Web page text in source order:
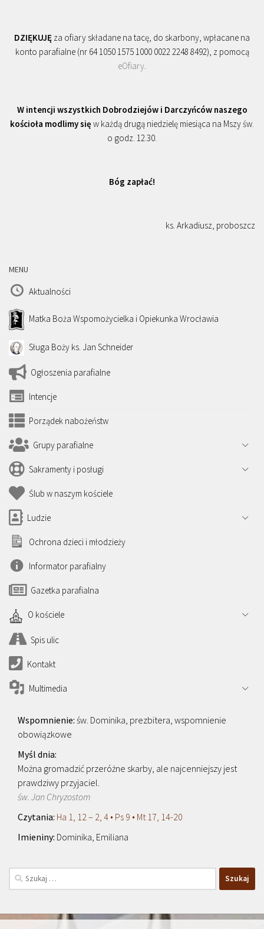
DZIĘKUJĘ za ofiary składane na tacę, do skarbony, wpłacane na
konto parafialne (nr 64 1050 1575 1000 0022 2248 8492), z pomocą
eOfiary.
W intencji wszystkich Dobrodziejów i Darczyńców naszego
kościoła modlimy się w każdą drugą niedzielę miesiąca na Mszy św.
o godz. 12.30.
Bóg zapłać!
ks. Arkadiusz, proboszcz
MENU
Aktualności
Matka Boża Wspomożycielka i Opiekunka Wrocławia
Sługa Boży ks. Jan Schneider
Ogłoszenia parafialne
Intencje
Porządek nabożeństw
Grupy parafialne
Sakramenty i posługi
Ślub w naszym kościele
Ludzie
Ochrona dzieci i młodzieży
Informator parafialny
Gazetka parafialna
O kościele
Spis ulic
Kontakt
Multimedia
św. Dominika, prezbitera, wspomnienie
obowiązkowe
Można gromadzić przeróżne skarby, ale najcenniejszy jest
prawdziwy przyjaciel.
św. Jan Chryzostom
Ha 1, 12 – 2, 4 • Ps 9 • Mt 17, 14-20
Dominika, Emiliana
Szukaj: